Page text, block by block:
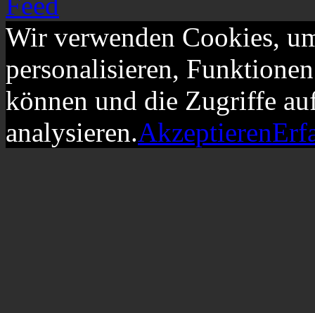
Wir verwenden Cookies,
personalisieren,
können und die Zugriffe
analysieren.Akzeptieren